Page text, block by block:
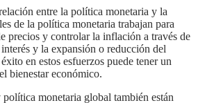
de la política monetaria trabajan para
precios y controlar la inflación a través de
y la expansión o reducción del
en estos esfuerzos puede tener un
bienestar económico.